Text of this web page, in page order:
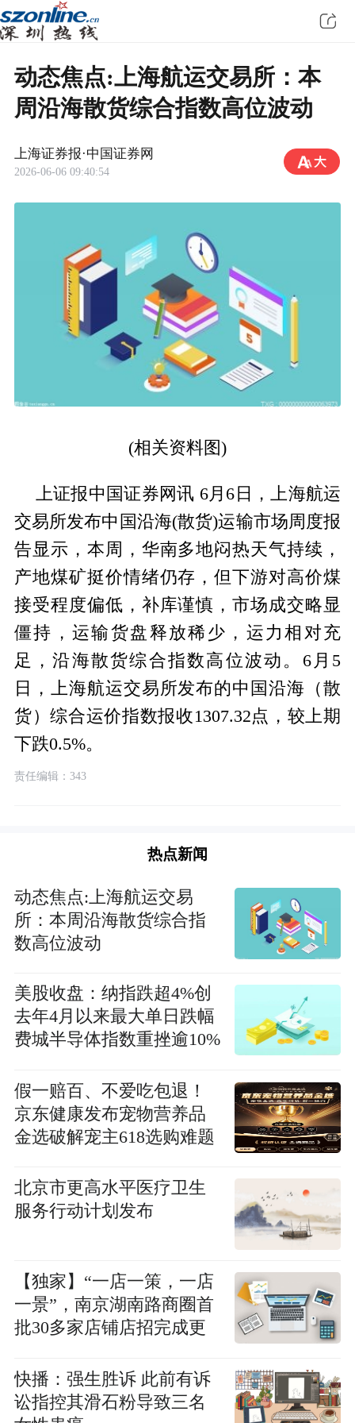
动态焦点:上海航运交易所：本
周沿海散货综合指数高位波动
上海证券报·中国证券网
2026-06-06 09:40:54
(相关资料图)
上证报中国证券网讯 6月6日，上海航运
交易所发布中国沿海(散货)运输市场周度报
告显示，本周，华南多地闷热天气持续，
产地煤矿挺价情绪仍存，但下游对高价煤
接受程度偏低，补库谨慎，市场成交略显
僵持，运输货盘释放稀少，运力相对充
足，沿海散货综合指数高位波动。6月5
日，上海航运交易所发布的中国沿海（散
货）综合运价指数报收1307.32点，较上期
下跌0.5%。
责任编辑：343
热点新闻
动态焦点:上海航运交易
所：本周沿海散货综合指
数高位波动
美股收盘：纳指跌超4%创
去年4月以来最大单日跌幅
费城半导体指数重挫逾10%
门
假一赔百、不爱吃包退！
京东健康发布宠物营养品
金选破解宠主618选购难题
北京市更高水平医疗卫生
服务行动计划发布
【独家】“一店一策，一店
一景”，南京湖南路商圈首
批30多家店铺店招完成更
快播：强生胜诉 此前有诉
讼指控其滑石粉导致三名